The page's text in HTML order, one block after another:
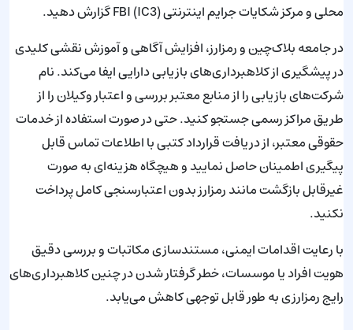
محلی و مرکز شکایات جرایم اینترنتی FBI (IC3) گزارش دهید.
در جامعه بلاک‌چین و رمزارز، افزایش آگاهی و آموزش نقشی کلیدی
در پیشگیری از کلاهبرداری‌های بازیابی دارایی ایفا می‌کند. نام
شرکت‌های بازیابی را از منابع معتبر بررسی و اعتبار وکیلان را از
طریق مراکز رسمی جستجو کنید. حتی در صورت استفاده از خدمات
حقوقی معتبر، از دریافت قرارداد کتبی با اطلاعات تماس قابل
پیگیری اطمینان حاصل نمایید و هیچگاه هزینه‌ای به صورت
غیرقابل بازگشت مانند رمزارز بدون اعتبارسنجی کامل پرداخت
نکنید.
با رعایت اقدامات ایمنی، مستندسازی مکاتبات و بررسی دقیق
هویت افراد یا موسسات، خطر گرفتار شدن در چنین کلاهبرداری‌های
رایج رمزارزی به طور قابل توجهی کاهش می‌یابد.